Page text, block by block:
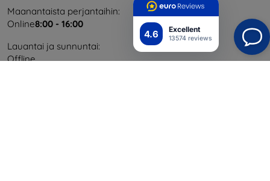
4.6 Excellent
13574 reviews
Maanantaista perjantaihin:
Online8:00 - 16:00
Lauantai ja sunnuntai:
Offline